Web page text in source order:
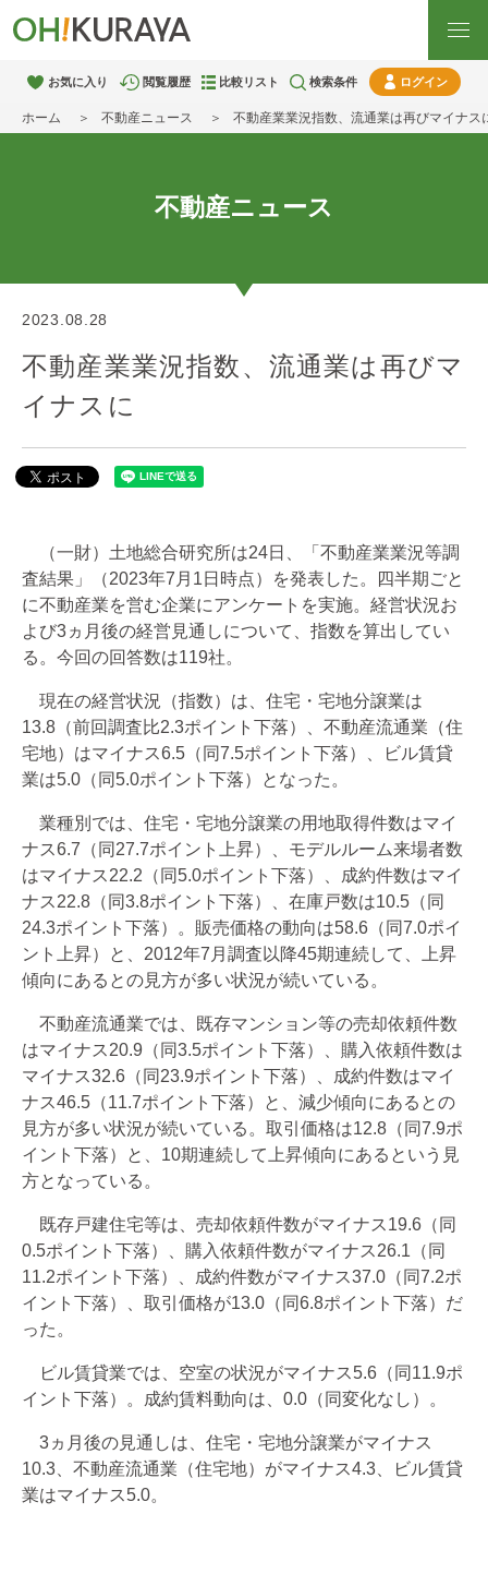
お気に入り 閲覧履歴 比較リスト 検索条件 ログイン
ホーム 不動産ニュース 不動産業業況指数、流通業は再びマイナス
不動産ニュース
2023.08.28
不動産業業況指数、流通業は再びマ
イナスに
（一財）土地総合研究所は24日、「不動産業業況等調
査結果」（2023年7月1日時点）を発表した。四半期ごと
に不動産業を営む企業にアンケートを実施。経営状況お
よび3ヵ月後の経営見通しについて、指数を算出してい
る。今回の回答数は119社。
現在の経営状況（指数）は、住宅・宅地分譲業は
13.8（前回調査比2.3ポイント下落）、不動産流通業（住
宅地）はマイナス6.5（同7.5ポイント下落）、ビル賃貸
業は5.0（同5.0ポイント下落）となった。
業種別では、住宅・宅地分譲業の用地取得件数はマイ
ナス6.7（同27.7ポイント上昇）、モデルルーム来場者数
はマイナス22.2（同5.0ポイント下落）、成約件数はマイ
ナス22.8（同3.8ポイント下落）、在庫戸数は10.5（同
24.3ポイント下落）。販売価格の動向は58.6（同7.0ポイ
ント上昇）と、2012年7月調査以降45期連続して、上昇
傾向にあるとの見方が多い状況が続いている。
不動産流通業では、既存マンション等の売却依頼件数
はマイナス20.9（同3.5ポイント下落）、購入依頼件数は
マイナス32.6（同23.9ポイント下落）、成約件数はマイ
ナス46.5（11.7ポイント下落）と、減少傾向にあるとの
見方が多い状況が続いている。取引価格は12.8（同7.9ポ
イント下落）と、10期連続して上昇傾向にあるという見
方となっている。
既存戸建住宅等は、売却依頼件数がマイナス19.6（同
0.5ポイント下落）、購入依頼件数がマイナス26.1（同
11.2ポイント下落）、成約件数がマイナス37.0（同7.2ポ
イント下落）、取引価格が13.0（同6.8ポイント下落）だ
った。
ビル賃貸業では、空室の状況がマイナス5.6（同11.9ポ
イント下落）。成約賃料動向は、0.0（同変化なし）。
3ヵ月後の見通しは、住宅・宅地分譲業がマイナス
10.3、不動産流通業（住宅地）がマイナス4.3、ビル賃貸
業はマイナス5.0。